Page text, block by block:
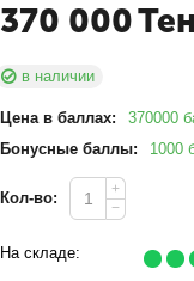
370 000
в наличии
Цена в баллах:
370000
Бонусные баллы:
1000
Кол-во:
+
−
На складе: